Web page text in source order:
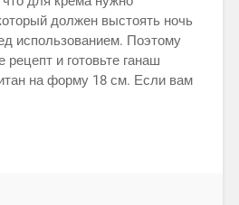
должен выстоять ночь
использованием. Поэтому
рецепт и готовьте ганаш
на форму 18 см. Если вам